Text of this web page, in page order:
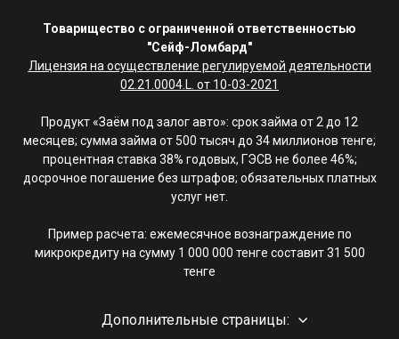
Товарищество с ограниченной ответственностью
"Сейф-Ломбард"
Лицензия на осуществление регулируемой деятельности
02.21.0004.L. от 10-03-2021
Продукт «Заём под залог авто»: срок займа от 2 до 12
месяцев; сумма займа от 500 тысяч до 34 миллионов тенге;
процентная ставка 38% годовых, ГЭСВ не более 46%;
досрочное погашение без штрафов; обязательных платных
услуг нет.
Пример расчета: ежемесячное вознаграждение по
микрокредиту на сумму 1 000 000 тенге составит 31 500
тенге
Дополнительные страницы: